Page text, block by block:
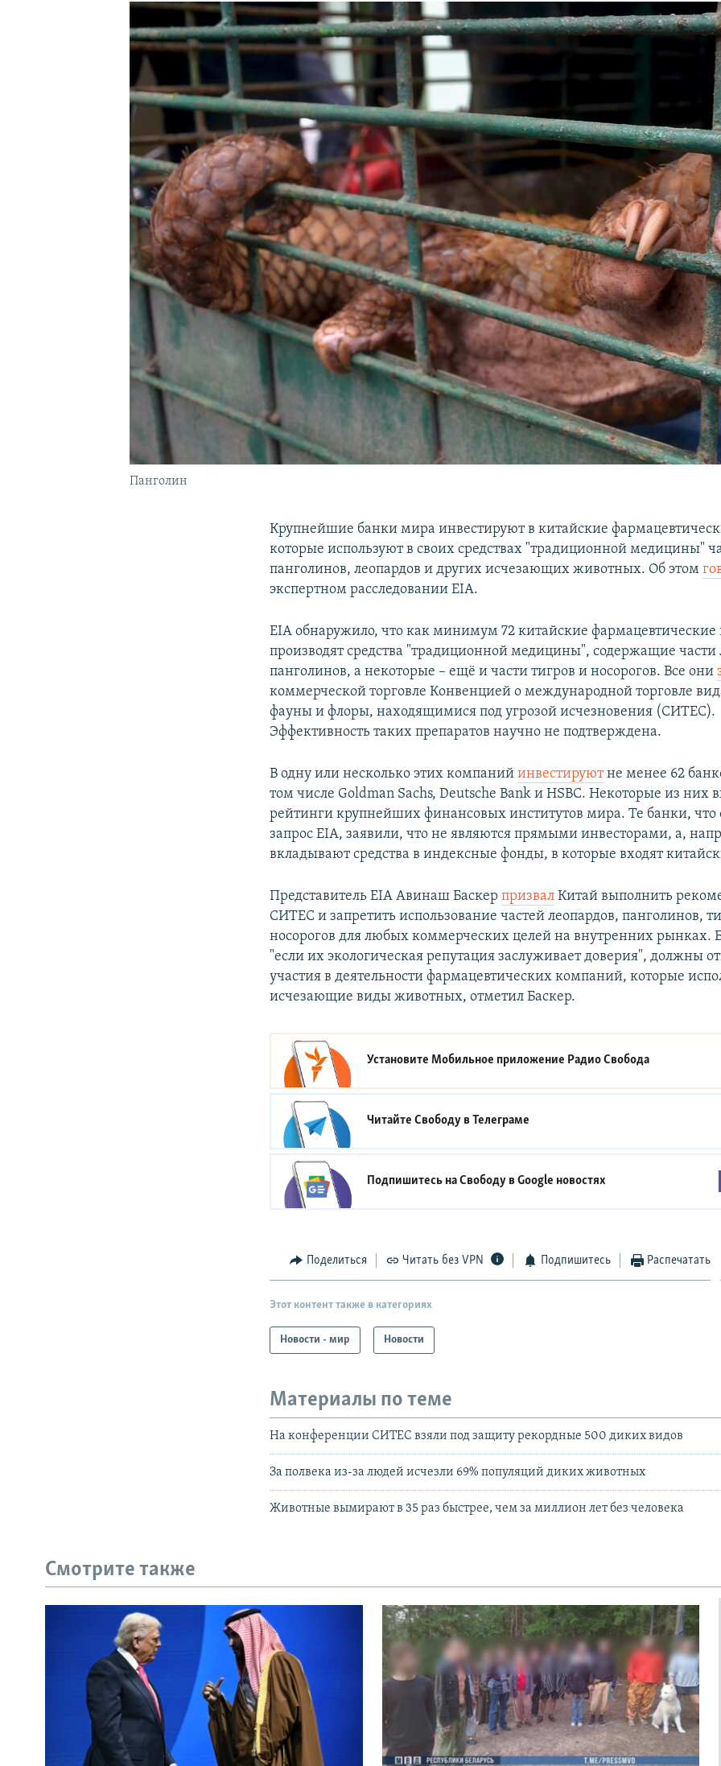
ПОДПИШИТЕСЬ НА РАССЫЛКУ
Панголин
Крупнейшие банки мира инвестируют в китайские
которые используют в своих средствах "традиционной медицины"
панголинов, леопардов и других исчезающих животных. Об этом
экспертном расследовании EIA.
EIA обнаружило, что как минимум 72 китайские
производят средства "традиционной медицины", содержащие части
панголинов, а некоторые – ещё и части тигров и носорогов. Все они
коммерческой торговле Конвенцией о международной торговле
фауны и флоры, находящимися под угрозой исчезновения (СИТЕС).
Эффективность таких препаратов научно не подтверждена.
В одну или несколько этих компанийинвестируютне менее 62
том числе Goldman Sachs, Deutsche Bank и HSBC. Некоторые из них
рейтинги крупнейших финансовых институтов мира. Те банки, что
запрос EIA, заявили, что не являются прямыми инвесторами, а,
вкладывают средства в индексные фонды, в которые входят
Представитель EIA Авинаш Баскерпризвал Китай выполнить
СИТЕС и запретить использование частей леопардов, панголинов,
носорогов для любых коммерческих целей на внутренних рынках.
"если их экологическая репутация заслуживает доверия", должны
участия в деятельности фармацевтических компаний, которые
исчезающие виды животных, отметил Баскер.
Установите Мобильное приложение Радио Свобода
Читайте Свободу вТелеграме
Подпишитесь на Свободу вGoogle новостях
Поделиться Читать без VPN Подпишитесь Распечатать
Этот контент также в категориях
Новости - мир Новости
Материалы по теме
На конференции СИТЕС взяли под защиту рекордные 500 диких видов
За полвека из-за людей исчезли 69% популяций диких животных
Животные вымирают в 35 раз быстрее, чем за миллион лет без человека
Смотрите также